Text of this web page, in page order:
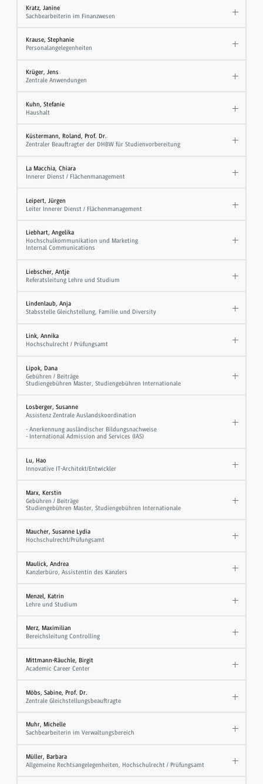
Kratz, Janine
Sachbearbeiterin im Finanzwesen
Krause, Stephanie
Personalangelegenheiten
Krüger, Jens
Zentrale Anwendungen
Kuhn, Stefanie
Haushalt
Küstermann, Roland, Prof. Dr.
Zentraler Beauftragter der DHBW für Studienvorbereitung
La Macchia, Chiara
Innerer Dienst / Flächenmanagement
Leipert, Jürgen
Leiter Innerer Dienst / Flächenmanagement
Liebhart, Angelika
Hochschulkommunikation und Marketing
Internal Communications
Liebscher, Antje
Referatsleitung Lehre und Studium
Lindenlaub, Anja
Stabsstelle Gleichstellung, Familie und Diversity
Link, Annika
Hochschulrecht / Prüfungsamt
Lipok, Dana
Gebühren / Beiträge
Studiengebühren Master, Studiengebühren Internationale
Losberger, Susanne
Assistenz Zentrale Auslandskoordination
- Anerkennung ausländischer Bildungsnachweise
- International Admission and Services (IAS)
Lu, Hao
Innovative IT-Architekt/Entwickler
Marx, Kerstin
Gebühren / Beiträge
Studiengebühren Master, Studiengebühren Internationale
Maucher, Susanne Lydia
Hochschulrecht/Prüfungsamt
Maulick, Andrea
Kanzlerbüro, Assistentin des Kanzlers
Menzel, Katrin
Lehre und Studium
Merz, Maximilian
Bereichsleitung Controlling
Mittmann-Räuchle, Birgit
Academic Career Center
Möbs, Sabine, Prof. Dr.
Zentrale Gleichstellungsbeauftragte
Muhr, Michelle
Sachbearbeiterin im Verwaltungsbereich
Müller, Barbara
Allgemeine Rechtsangelegenheiten, Hochschulrecht / Prüfungsamt